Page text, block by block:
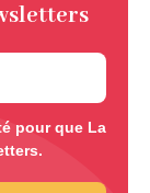
pour que La